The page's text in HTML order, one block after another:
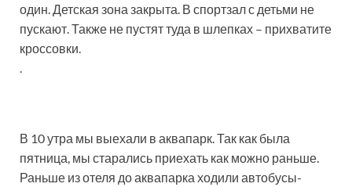
один. Детская зона закрыта. В спортзал с детьми не
пускают. Также не пустят туда в шлепках – прихватите
кроссовки.
В 10 утра мы выехали в аквапарк. Так как была
пятница, мы старались приехать как можно раньше.
Раньше из отеля до аквапарка ходили автобусы-